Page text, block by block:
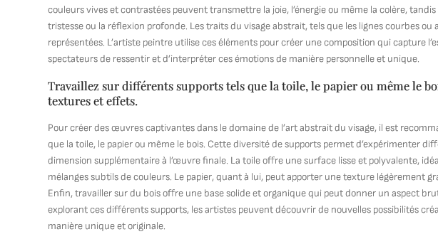
couleurs vives et contrastées peuvent transmettre la joie, l’énergie ou même la colère,
tristesse ou la réflexion profonde. Les traits du visage abstrait, tels que les lignes courbes
représentées. L’artiste peintre utilise ces éléments pour créer une composition qui capture
spectateurs de ressentir et d’interpréter ces émotions de manière personnelle et unique.
Travaillez sur différents supports tels que la toile, le papier ou même le
textures et effets.
Pour créer des œuvres captivantes dans le domaine de l’art abstrait du visage, il est
que la toile, le papier ou même le bois. Cette diversité de supports permet d’expérimenter
dimension supplémentaire à l’œuvre finale. La toile offre une surface lisse et polyvalente,
mélanges subtils de couleurs. Le papier, quant à lui, peut apporter une texture légèrement
Enfin, travailler sur du bois offre une base solide et organique qui peut donner un aspect
explorant ces différents supports, les artistes peuvent découvrir de nouvelles possibilités
manière unique et originale.